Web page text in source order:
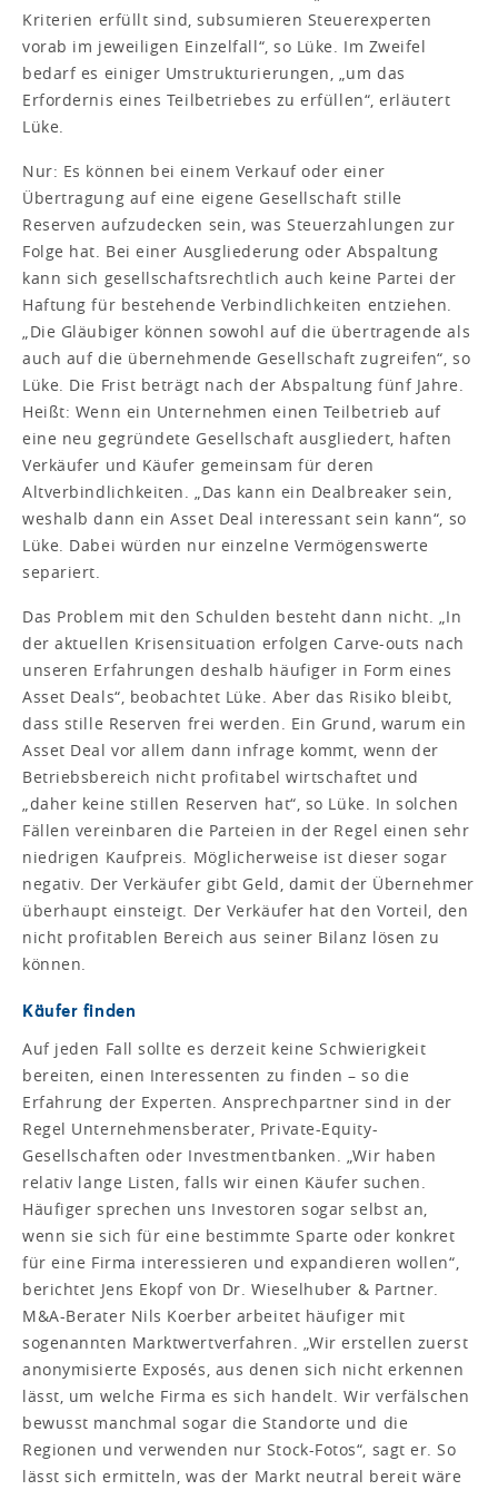
Kriterien erfüllt sind, subsumieren Steuerexperten
vorab im jeweiligen Einzelfall“, so Lüke. Im Zweifel
bedarf es einiger Umstrukturierungen, „um das
Erfordernis eines Teilbetriebes zu erfüllen“, erläutert
Lüke.
Nur: Es können bei einem Verkauf oder einer
Übertragung auf eine eigene Gesellschaft stille
Reserven aufzudecken sein, was Steuerzahlungen zur
Folge hat. Bei einer Ausgliederung oder Abspaltung
kann sich gesellschaftsrechtlich auch keine Partei der
Haftung für bestehende Verbindlichkeiten entziehen.
„Die Gläubiger können sowohl auf die übertragende als
auch auf die übernehmende Gesellschaft zugreifen“, so
Lüke. Die Frist beträgt nach der Abspaltung fünf Jahre.
Heißt: Wenn ein Unternehmen einen Teilbetrieb auf
eine neu gegründete Gesellschaft ausgliedert, haften
Verkäufer und Käufer gemeinsam für deren
Altverbindlichkeiten. „Das kann ein Dealbreaker sein,
weshalb dann ein Asset Deal interessant sein kann“, so
Lüke. Dabei würden nur einzelne Vermögenswerte
separiert.
Das Problem mit den Schulden besteht dann nicht. „In
der aktuellen Krisensituation erfolgen Carve-outs nach
unseren Erfahrungen deshalb häufiger in Form eines
Asset Deals“, beobachtet Lüke. Aber das Risiko bleibt,
dass stille Reserven frei werden. Ein Grund, warum ein
Asset Deal vor allem dann infrage kommt, wenn der
Betriebsbereich nicht profitabel wirtschaftet und
„daher keine stillen Reserven hat“, so Lüke. In solchen
Fällen vereinbaren die Parteien in der Regel einen sehr
niedrigen Kaufpreis. Möglicherweise ist dieser sogar
negativ. Der Verkäufer gibt Geld, damit der Übernehmer
überhaupt einsteigt. Der Verkäufer hat den Vorteil, den
nicht profitablen Bereich aus seiner Bilanz lösen zu
können.
Käufer finden
Auf jeden Fall sollte es derzeit keine Schwierigkeit
bereiten, einen Interessenten zu finden – so die
Erfahrung der Experten. Ansprechpartner sind in der
Regel Unternehmensberater, Private-Equity-
Gesellschaften oder Investmentbanken. „Wir haben
relativ lange Listen, falls wir einen Käufer suchen.
Häufiger sprechen uns Investoren sogar selbst an,
wenn sie sich für eine bestimmte Sparte oder konkret
für eine Firma interessieren und expandieren wollen“,
berichtet Jens Ekopf von Dr. Wieselhuber & Partner.
M&A-Berater Nils Koerber arbeitet häufiger mit
sogenannten Marktwertverfahren. „Wir erstellen zuerst
anonymisierte Exposés, aus denen sich nicht erkennen
lässt, um welche Firma es sich handelt. Wir verfälschen
bewusst manchmal sogar die Standorte und die
Regionen und verwenden nur Stock-Fotos“, sagt er. So
lässt sich ermitteln, was der Markt neutral bereit wäre